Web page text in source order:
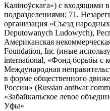
Калiноўскага») с входящими
подразделениями; 71.
организация «Съезд
Deputowanych Ludowych),
Американская
Foundation, Inc (иные
international, «Фонд борьбы с
Международная
в форме общественного
России» (Russian antiwar
«Забайкальское левое
Уфы»